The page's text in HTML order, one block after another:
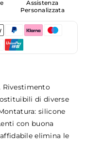
Assistenza
Personalizzata
Rivestimento
di diverse
silicone
con buona
elimina le